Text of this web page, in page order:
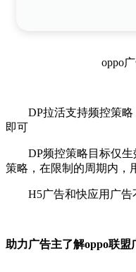
oppo
DP拉活支持频控策
即可
DP频控策略目标仅
策略，在限制的周期内，
H5广告和快应用广告
助力广告主了解oppo联